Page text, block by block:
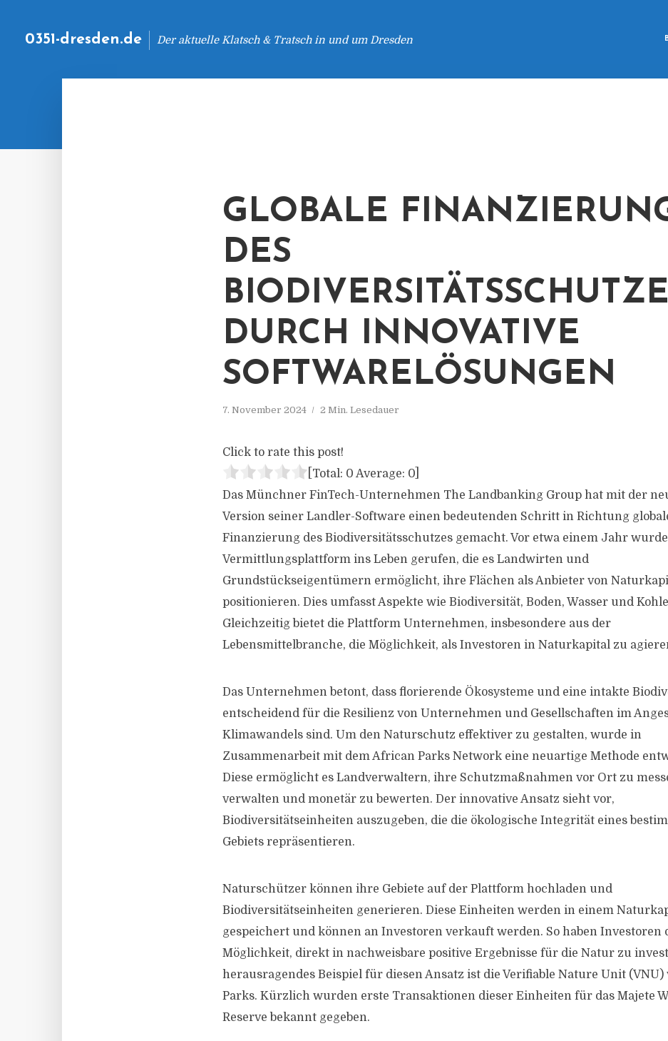
0351-dresden.de Der aktuelle Klatsch & Tratsch in und um Dresden
GLOBALE
DES
DURCH INNOVATIVE
SOFTWARELÖSUNGEN
7. November 2024 2 Min. Lesedauer
Click to rate this post!
[Total: 0 Average: 0
Das Münchner FinTech-Unternehmen The Landbanking Group hat mit der
Version seiner Landler-Software einen bedeutenden Schritt in Richtung
Finanzierung des Biodiversitätsschutzes gemacht. Vor etwa einem Jahr
Vermittlungsplattform ins Leben gerufen, die es Landwirten und
Grundstückseigentümern ermöglicht, ihre Flächen als Anbieter von
positionieren. Dies umfasst Aspekte wie Biodiversität, Boden, Wasser und
Gleichzeitig bietet die Plattform Unternehmen, insbesondere aus der
Lebensmittelbranche, die Möglichkeit, als Investoren in Naturkapital zu
Das Unternehmen betont, dass florierende Ökosysteme und eine intakte
entscheidend für die Resilienz von Unternehmen und Gesellschaften im
Klimawandels sind. Um den Naturschutz effektiver zu gestalten, wurde in
Zusammenarbeit mit dem African Parks Network eine neuartige Methode
Diese ermöglicht es Landverwaltern, ihre Schutzmaßnahmen vor Ort zu
verwalten und monetär zu bewerten. Der innovative Ansatz sieht vor,
Biodiversitätseinheiten auszugeben, die die ökologische Integrität eines
Gebiets repräsentieren.
Naturschützer können ihre Gebiete auf der Plattform hochladen und
Biodiversitätseinheiten generieren. Diese Einheiten werden in einem
gespeichert und können an Investoren verkauft werden. So haben Investoren
Möglichkeit, direkt in nachweisbare positive Ergebnisse für die Natur zu
herausragendes Beispiel für diesen Ansatz ist die Verifiable Nature Unit
Parks. Kürzlich wurden erste Transaktionen dieser Einheiten für das Majete
Reserve bekannt gegeben.